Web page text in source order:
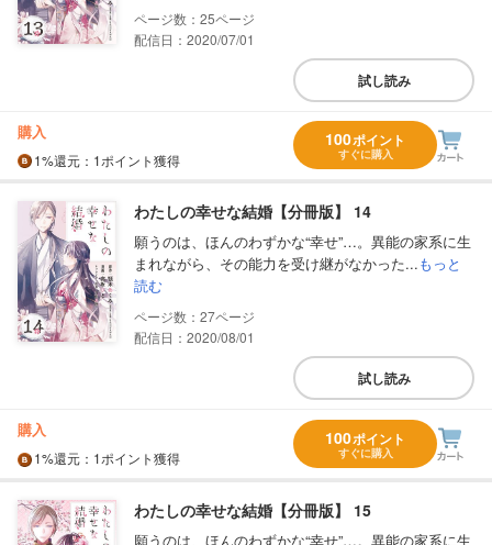
25
配信日：2020/07/01
試し読み
購入
1%還元 ：1ポイント獲得
100ポイント
すぐに購入
わたしの幸せな結婚【分冊版】 14
願うのは、ほんのわずかな“幸せ”…。異能の家系に生
まれながら、その能力を受け継がなかった...もっと
読む
27
配信日：2020/08/01
試し読み
購入
1%還元 ：1ポイント獲得
100ポイント
すぐに購入
わたしの幸せな結婚【分冊版】 15
願うのは、ほんのわずかな“幸せ”…。異能の家系に生